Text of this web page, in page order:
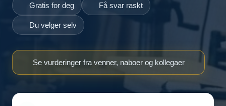
Gratis for deg Få svar raskt
Du velger selv
Se vurderinger fra venner, naboer og kollegaer